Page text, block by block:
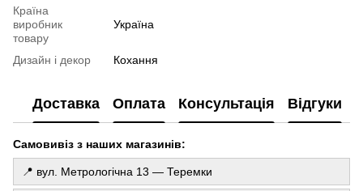
Кульки з бантиками
Повітряні кульки серце
Кульки з конфеті
Країна
виробник
товару
Україна
Дизайн і декор Кохання
Доставка Оплата Консультація Відгуки
Самовивіз з наших магазинів:
📍 вул. Метрологічна 13 — Теремки